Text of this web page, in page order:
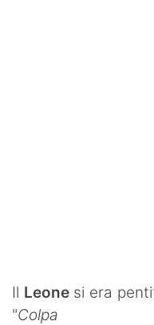
Contatti
Il Leonesi era
"Colpa